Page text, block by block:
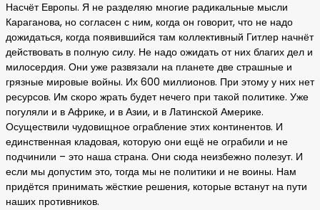
Насчёт Европы. Я не разделяю многие радикальные мысли
Караганова, но согласен с ним, когда он говорит, что не надо
дожидаться, когда появившийся там коллективный Гитлер начнёт
действовать в полную силу. Не надо ожидать от них благих дел и
милосердия. Они уже развязали на планете две страшные и
грязные мировые войны. Их 600 миллионов. При этому у них нет
ресурсов. Им скоро жрать будет нечего при такой политике. Уже
погуляли и в Африке, и в Азии, и в Латинской Америке.
Осуществили чудовищное ограбление этих континентов. И
единственная кладовая, которую они ещё не ограбили и не
подчинили – это наша страна. Они сюда неизбежно полезут. И
если мы допустим это, тогда мы не политики и не воины. Нам
придётся принимать жёсткие решения, которые встанут на пути
наших противников.